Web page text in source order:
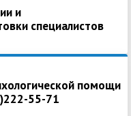
и
специалистов
помощи
55-71